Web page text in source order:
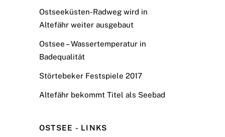
Ostseeküsten-Radweg wird in
Altefähr weiter ausgebaut
Ostsee – Wassertemperatur in
Badequalität
Störtebeker Festspiele 2017
Altefähr bekommt Titel als Seebad
OSTSEE - LINKS